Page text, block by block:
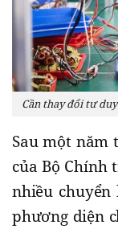
Cần thay đổi tư
Sau một năm
của Bộ
nhiều
phương diện